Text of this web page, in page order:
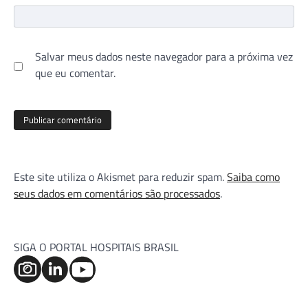
Salvar meus dados neste navegador para a próxima vez
que eu comentar.
Este site utiliza o Akismet para reduzir spam.Saiba como
seus dados em comentários são processados.
SIGA O PORTAL HOSPITAIS BRASIL